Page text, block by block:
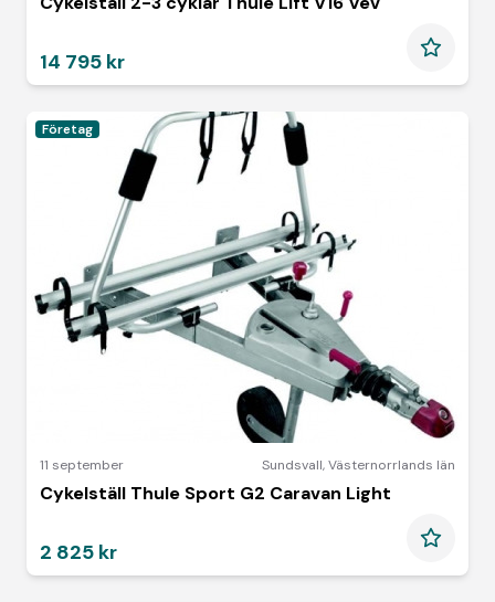
14 795 kr
Företag
11 september Sundsvall,Västernorrlands län
Cykelställ Thule Sport G2 Caravan Light
2 825 kr